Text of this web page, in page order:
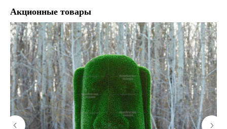
Акционные товары